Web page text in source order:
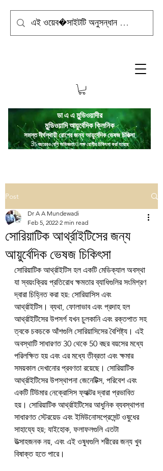
ডা এ এ মুন্ডিওয়াদীর
মুন্ডিওয়াদিআয়ুর্বেদিক ক্লিনিক
সমস্ত দীর্ঘস্থায়ী রোগের জন্য আয়ুর্বেদিক ভেষজ চিকিত্সা
35 বছরেরও বেশি অভিজ্ঞতা/3 লক্ষ রোগীর চিকিৎসা করা হয়েছে
Post
সোরিয়াটিক আর্থ্রাইটিসের জন্য
আয়ুর্বেদিক ভেষজ চিকিৎসা
Dr A A Mundewadi
Feb 5, 2022 2 min read
সোরিয়াটিক আর্থ্রাইটিস হল একটি মেডিক্যাল অবস্থা
যা স্বয়ংক্রিয় প্রতিরোধ ক্ষমতার ব্যাধিগুলির সংমিশ্রণ
দ্বারা চিহ্নিত করা হয়: সোরিয়াসিস এবং
আর্থ্রাইটিস। ব্যথা, ফোলাভাব এবং প্রদাহ হল
আর্থ্রাইটিসের উপসর্গ যখন চুলকানি এবং রক্তপাত সহ
ত্বকে চকচকে আঁশগুলি সোরিয়াসিসের বৈশিষ্ট্য। এই
অবস্থাটি সাধারণত 30 থেকে 50 বছর বয়সের মধ্যে
পরিলক্ষিত হয় এবং এর মধ্যে তীব্রতা এবং ক্ষমার
সময়কাল দেখানোর প্রবণতা রয়েছে। সোরিয়াটিক
আর্থ্রাইটিসের উপস্থাপনা জেনেটিক্স, পরিবেশ এবং
একটি টিউমার নেক্রোসিস ফ্যাক্টর দ্বারা প্রভাবিত
হয়। সোরিয়াটিক আর্থ্রাইটিসের আধুনিক ব্যবস্থাপনা
সাধারণত স্টেরয়েড এবং ইমিউনোসপ্রেসেন্ট ওষুধের
সাহায্যে হয়; যাইহোক, ফলাফলগুলি এতটা
উত্সাহজনক নয়, এবং এই ওষুধগুলি শরীরের জন্য খুব
বিষাক্ত হতে পারে।